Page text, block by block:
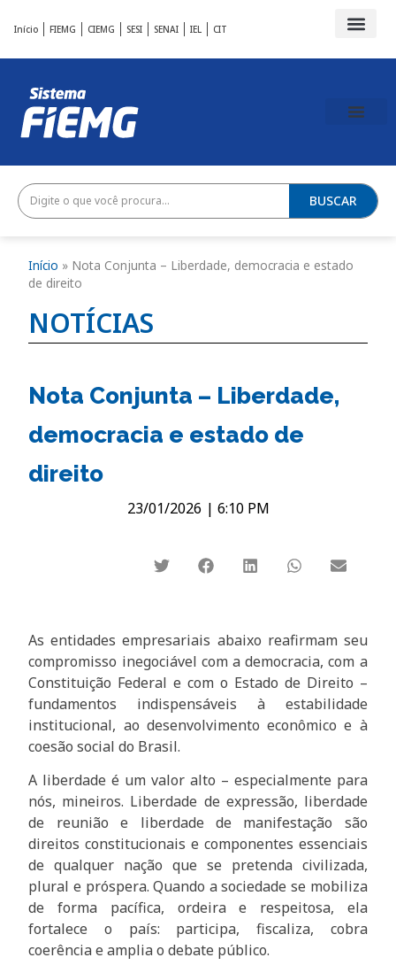
Início FIEMG CIEMG SESI SENAI IEL CIT
BUSCAR
Início » Nota Conjunta – Liberdade, democracia e estado
de direito
NOTÍCIAS
Nota Conjunta – Liberdade,
democracia e estado de
direito
23/01/2026 | 6:10 PM
As entidades empresariais abaixo reafirmam seu
compromisso inegociável com a democracia, com a
Constituição Federal e com o Estado de Direito –
fundamentos indispensáveis à estabilidade
institucional, ao desenvolvimento econômico e à
coesão social do Brasil.
A liberdade é um valor alto – especialmente para
nós, mineiros. Liberdade de expressão, liberdade
de reunião e liberdade de manifestação são
direitos constitucionais e componentes essenciais
de qualquer nação que se pretenda civilizada,
plural e próspera. Quando a sociedade se mobiliza
de forma pacífica, ordeira e respeitosa, ela
fortalece o país: participa, fiscaliza, cobra
coerência e amplia o debate público.